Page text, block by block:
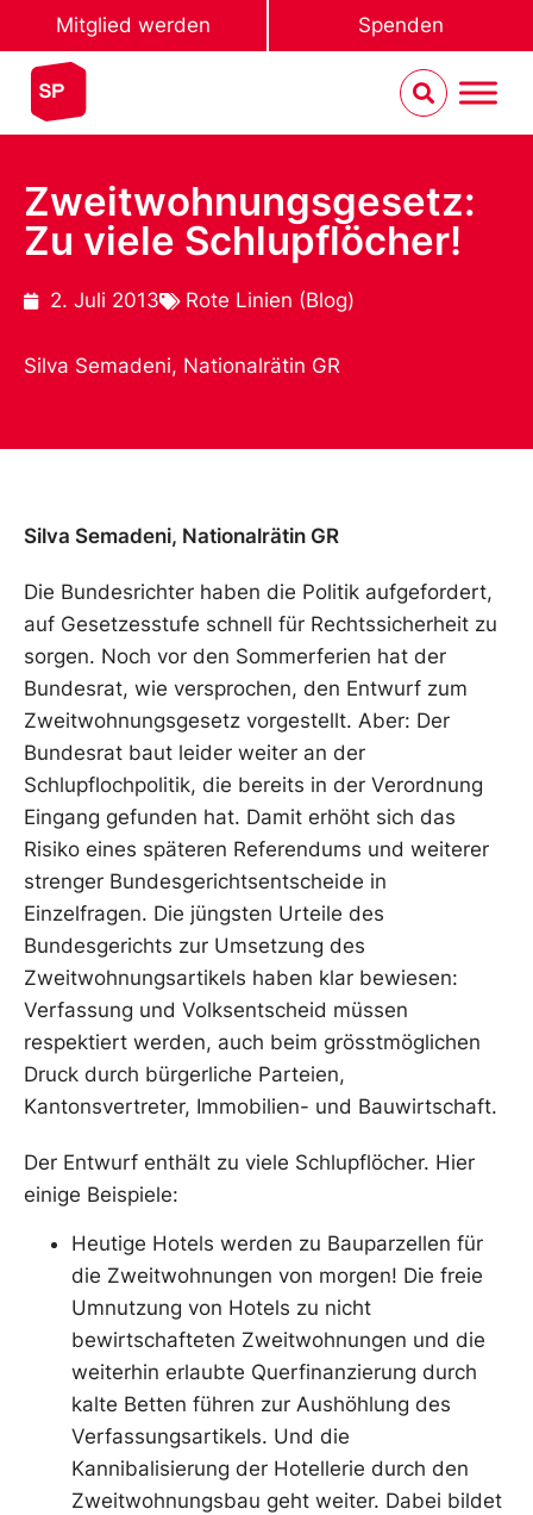
Mitglied werden Spenden
Zweitwohnungsgesetz:
Zu viele Schlupflöcher!
2. Juli 2013 Rote Linien (Blog)
Silva Semadeni, Nationalrätin GR
Silva Semadeni, Nationalrätin GR
Die Bundesrichter haben die Politik aufgefordert,
auf Gesetzesstufe schnell für Rechtssicherheit zu
sorgen. Noch vor den Sommerferien hat der
Bundesrat, wie versprochen, den Entwurf zum
Zweitwohnungsgesetz vorgestellt. Aber: Der
Bundesrat baut leider weiter an der
Schlupflochpolitik, die bereits in der Verordnung
Eingang gefunden hat. Damit erhöht sich das
Risiko eines späteren Referendums und weiterer
strenger Bundesgerichtsentscheide in
Einzelfragen. Die jüngsten Urteile des
Bundesgerichts zur Umsetzung des
Zweitwohnungsartikels haben klar bewiesen:
Verfassung und Volksentscheid müssen
respektiert werden, auch beim grösstmöglichen
Druck durch bürgerliche Parteien,
Kantonsvertreter, Immobilien- und Bauwirtschaft.
Der Entwurf enthält zu viele Schlupflöcher. Hier
einige Beispiele:
Heutige Hotels werden zu Bauparzellen für
die Zweitwohnungen von morgen! Die freie
Umnutzung von Hotels zu nicht
bewirtschafteten Zweitwohnungen und die
weiterhin erlaubte Querfinanzierung durch
kalte Betten führen zur Aushöhlung des
Verfassungsartikels. Und die
Kannibalisierung der Hotellerie durch den
Zweitwohnungsbau geht weiter. Dabei bildet